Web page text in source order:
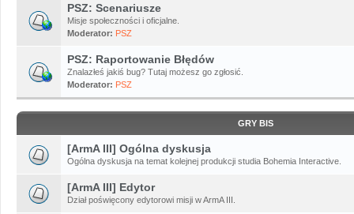
PSZ: Scenariusze
Misje społeczności i oficjalne.
Moderator: PSZ
PSZ: Raportowanie Błędów
Znalazłeś jakiś bug? Tutaj możesz go zgłosić.
Moderator: PSZ
GRY BIS
[ArmA III] Ogólna dyskusja
Ogólna dyskusja na temat kolejnej produkcji studia Bohemia Interactive.
[ArmA III] Edytor
Dział poświęcony edytorowi misji w ArmA III.